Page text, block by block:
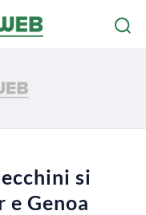
si
e Genoa